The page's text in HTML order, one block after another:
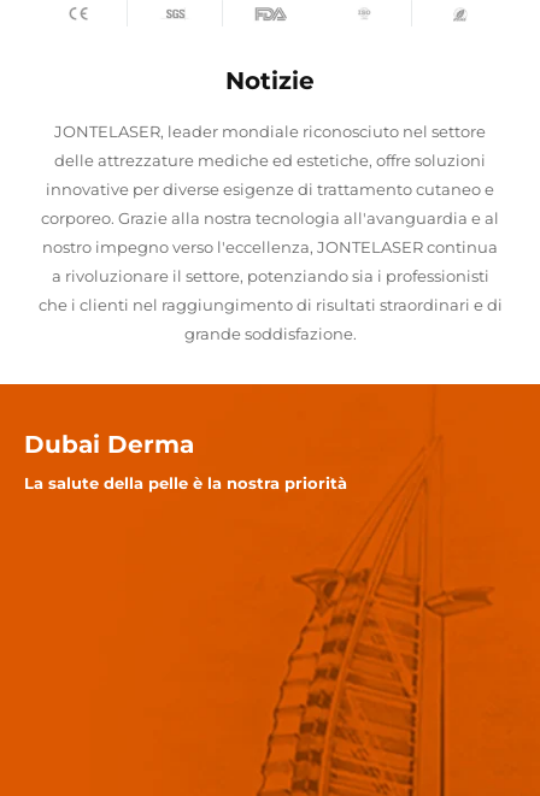
Notizie
JONTELASER, leader mondiale riconosciuto nel settore
delle attrezzature mediche ed estetiche, offre soluzioni
innovative per diverse esigenze di trattamento cutaneo e
corporeo. Grazie alla nostra tecnologia all'avanguardia e al
nostro impegno verso l'eccellenza, JONTELASER continua
a rivoluzionare il settore, potenziando sia i professionisti
che i clienti nel raggiungimento di risultati straordinari e di
grande soddisfazione.
Dubai Derma
La salute della pelle è la nostra priorità